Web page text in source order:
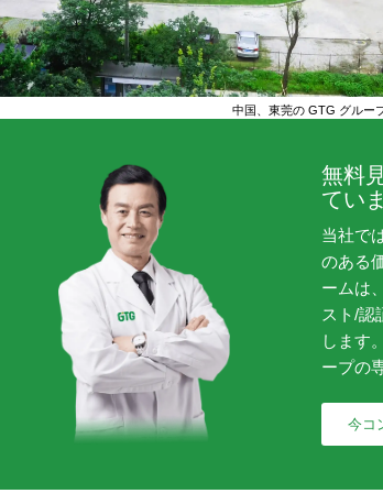
中国、東莞の GTG グルー
無料
てい
当社で
のある
ームは
スト/認
します
ープの
今コ